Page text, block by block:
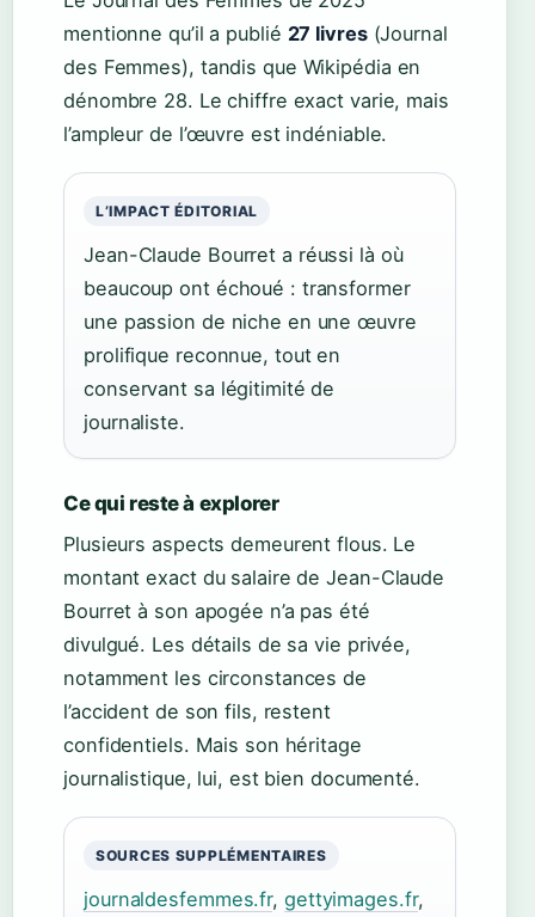
mentionne qu’il a publié 27 livres(Journal
des Femmes), tandis que Wikipédia en
dénombre 28. Le chiffre exact varie, mais
l’ampleur de l’œuvre est indéniable.
L’IMPACT ÉDITORIAL
Jean-Claude Bourret a réussi là où
beaucoup ont échoué : transformer
une passion de niche en une œuvre
prolifique reconnue, tout en
conservant sa légitimité de
journaliste.
Ce qui reste à explorer
Plusieurs aspects demeurent flous. Le
montant exact du salaire de Jean-Claude
Bourret à son apogée n’a pas été
divulgué. Les détails de sa vie privée,
notamment les circonstances de
l’accident de son fils, restent
confidentiels. Mais son héritage
journalistique, lui, est bien documenté.
SOURCES SUPPLÉMENTAIRES
journaldesfemmes.fr, gettyimages.fr,